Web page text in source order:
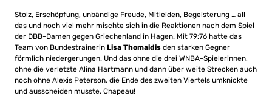
Stolz, Erschöpfung, unbändige Freude, Mitleiden, Begeisterung … all
das und noch viel mehr mischte sich in die Reaktionen nach dem Spiel
der DBB-Damen gegen Griechenland in Hagen. Mit 79:76 hatte das
Team von Bundestrainerin Lisa Thomaidis den starken Gegner
förmlich niedergerungen. Und das ohne die drei WNBA-Spielerinnen,
ohne die verletzte Alina Hartmann und dann über weite Strecken auch
noch ohne Alexis Peterson, die Ende des zweiten Viertels umknickte
und ausscheiden musste. Chapeau!